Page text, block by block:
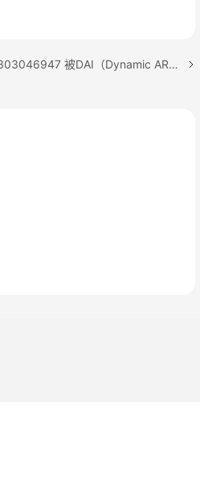
下一篇：ALM-303046947 被DAI（Dynamic ARP Inspection）丢弃的报文数超过告警阈值时，会发出告警